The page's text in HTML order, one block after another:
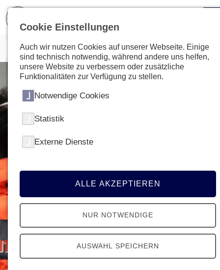
Cookie Einstellungen
Auch wir nutzen Cookies auf unserer Webseite. Einige
sind technisch notwendig, während andere uns helfen,
unsere Website zu verbessern oder zusätzliche
Funktionalitäten zur Verfügung zu stellen.
Notwendige Cookies
Statistik
Externe Dienste
ALLE AKZEPTIEREN
NUR NOTWENDIGE
AUSWAHL SPEICHERN